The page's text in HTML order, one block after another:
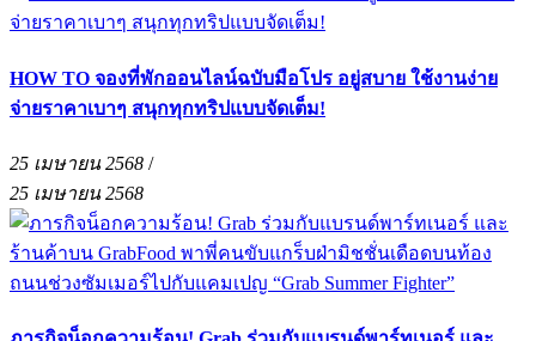
HOW TO จองที่พักออนไลน์ฉบับมือโปร อยู่สบาย ใช้งานง่าย
จ่ายราคาเบาๆ สนุกทุกทริปแบบจัดเต็ม!
25 เมษายน 2568 /
25 เมษายน 2568